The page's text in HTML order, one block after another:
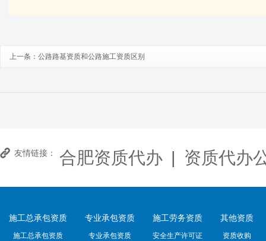
上一条： 公路路基资质和公路施工资质区别
友情链接： 合肥资质代办 | 资质代办
施工总承包资质
施工总承包资质
专业承包资质
专业承包资质
施工劳务资质
安全生产许可证
其他资质
资质收购